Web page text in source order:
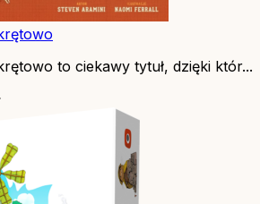
to ciekawy tytuł, dzięki któr...